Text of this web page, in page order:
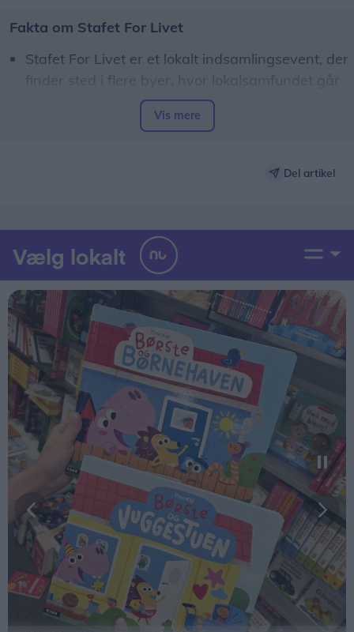
Fakta om Stafet For Livet
Stafet For Livet er et lokalt indsamlingsevent, der
finder sted i flere byer, hvor lokalsamfundet går
sammen i kampen mod kræft
Det er et arrangement, hvor vi fejrer livet, mindes
ruter
Nogle deltagere er med i kort tid og går et par
enkelte runder
Andre er med til hele arrangementet og hygger i
holdteltet, når de ikke er ude på ruten
Alle kan tilmelde sig Stafet For Livet som
holdkaptajn og invitere familie, venner og
netværk til at gå med eller støtte holdets
indsamling
Stafet For Livet Brønderslev finder sted 20. og 21.
juli i Rhododendronparken.
Vis mere
Del artikel